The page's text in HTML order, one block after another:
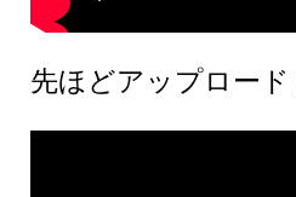
先ほどアップロー